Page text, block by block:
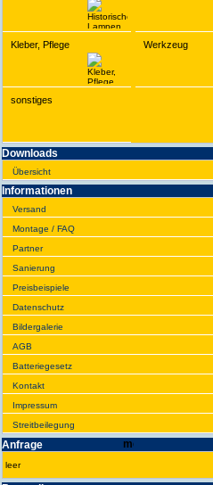
Kleber, Pflege Werkzeug
sonstiges
Downloads
Übersicht
Infor­ma­tionen
Versand
Montage / FAQ
Partner
Sanie­rung
Preis­beispiele
Daten­schutz
Bilder­galerie
AGB
Batte­rie­gesetz
Kontakt
Impres­sum
Streit­bei­legung
Anfrage
leer